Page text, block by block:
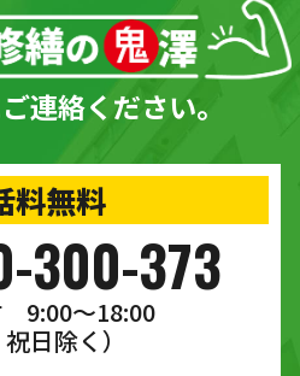
連絡ください。
料無料
300-373
9:00〜18:00
祝日除く）